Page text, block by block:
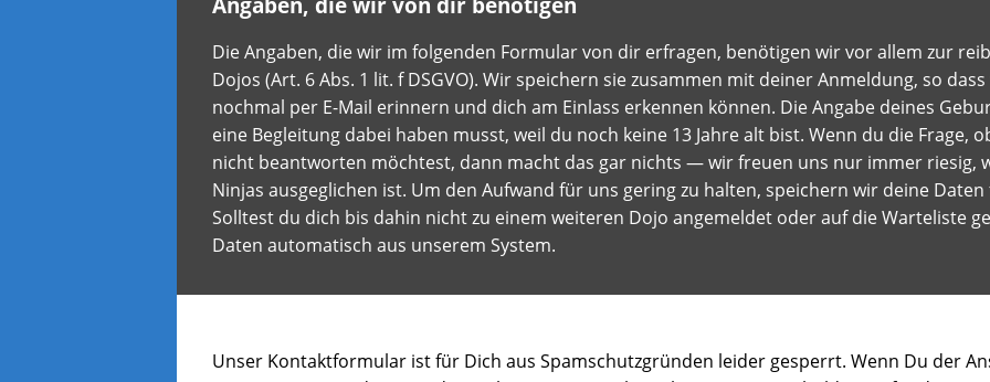
Die Angaben, die wir im folgenden Formular von dir erfragen, benötigen wir vor allem zur
Dojos (Art. 6 Abs. 1 lit. f DSGVO). Wir speichern sie zusammen mit deiner Anmeldung, so
nochmal per E-Mail erinnern und dich am Einlass erkennen können. Die Angabe deines
eine Begleitung dabei haben musst, weil du noch keine 13 Jahre alt bist. Wenn du die Frage,
nicht beantworten möchtest, dann macht das gar nichts — wir freuen uns nur immer riesig,
Ninjas ausgeglichen ist. Um den Aufwand für uns gering zu halten, speichern wir deine
Solltest du dich bis dahin nicht zu einem weiteren Dojo angemeldet oder auf die Warteliste
Daten automatisch aus unserem System.
Unser Kontaktformular ist für Dich aus Spamschutzgründen leider gesperrt. Wenn Du der